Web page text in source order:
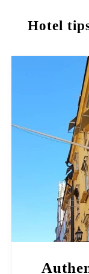
Hotel